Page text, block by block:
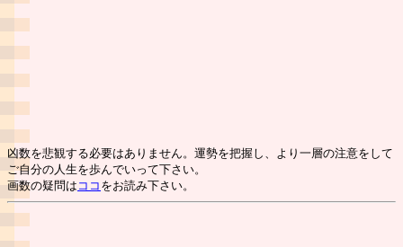
凶数を悲観する必要はありません。運勢を把握し、より一層の注意をして
ご自分の人生を歩んでいって下さい。
画数の疑問は ココ をお読み下さい。